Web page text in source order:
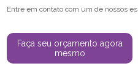
Entre em contato com um de nossos
Faça seu orçamento agora
mesmo